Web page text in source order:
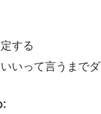
する
いって言うまでダ
: